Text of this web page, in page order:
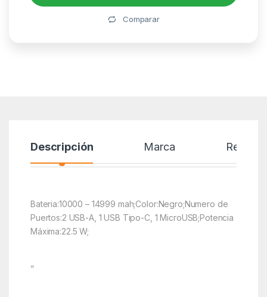
Comparar
Descripción Marca Reseñas
Bateria:10000 – 14999 mah;Color:Negro;Numero de
Puertos:2 USB-A, 1 USB Tipo-C, 1 MicroUSB;Potencia
Máxima:22.5 W;
”